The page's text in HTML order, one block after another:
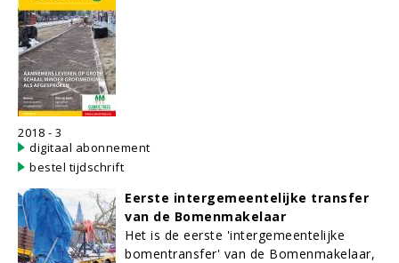
2018 - 3
digitaal abonnement
bestel tijdschrift
Eerste intergemeentelijke transfer
van de Bomenmakelaar
Het is de eerste 'intergemeentelijke
bomentransfer' van de Bomenmakelaar,